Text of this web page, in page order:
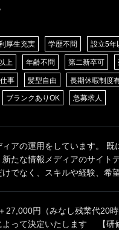
厚生充実 学歴不問 設立5年
上 年齢不問 第二新卒可
事 髪型自由 長期休暇制度
ブランクありOK 急募求人
ィアの運用をしています。 既
たな情報メディアのサイト
でなく、スキルや経験、希
27,000円（みなし残業代20
よって決定いたします 【研